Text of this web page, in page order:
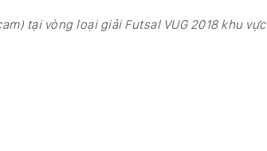
tại vòng loại giải Futsal VUG 2018 khu vực